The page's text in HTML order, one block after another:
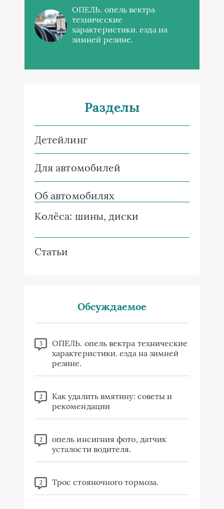
ОПЕЛЬ. опель вектра
технические
характеристики. езда на
зимней резине.
Разделы
Детейлинг
Для автомобилей
Об автомобилях
Колёса: шины, диски
Статьи
Обсуждаемое
5
ОПЕЛЬ. опель вектра технические
характеристики. езда на зимней
резине.
2
Как удалить вмятину: советы и
рекомендации
2
опель инсигния фото, датчик
усталости водителя.
2 Трос стояночного тормоза.